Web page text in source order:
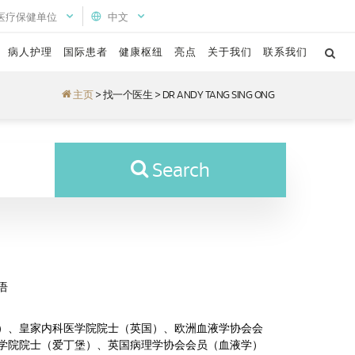
中文
疗保健单位
病人护理 国际患者 健康枢纽 亮点 关于我们 联系我们
主页 > 找一个医生 > DR ANDY TANG SING ONG
Search
、皇家内科医学院院士（英国）、欧洲血液学协会会
院士（爱丁堡）、英国病理学协会会员（血液学）